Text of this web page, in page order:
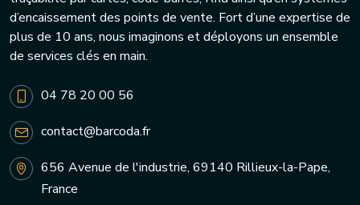
d’encaissement des points de vente. Fort d’une expertise de
plus de 10 ans, nous imaginons et déployons un ensemble
de services clés en main.
04 78 20 00 56
contact@barcoda.fr
656 Avenue de l'industrie, 69140 Rillieux-la-Pape,
France